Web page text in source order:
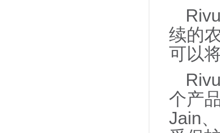
续的
可以
个产
Jain